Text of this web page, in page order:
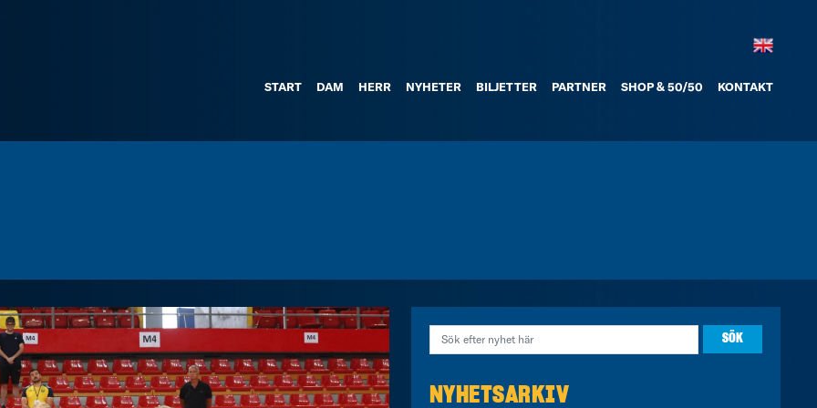
START DAM HERR NYHETER BILJETTER PARTNER SHOP & 50/50 KONTAKT
NYHETSARKIV